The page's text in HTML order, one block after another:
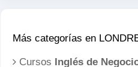
Más categorías en
Cursos Inglés de